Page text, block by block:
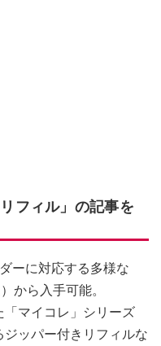
フィル」の記事を
ーに対応する多様な
から入手可能。
マイコレ」シリーズ
ッパー付きリフィルな